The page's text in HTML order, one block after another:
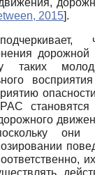
2015].
дорожной
у таких
они